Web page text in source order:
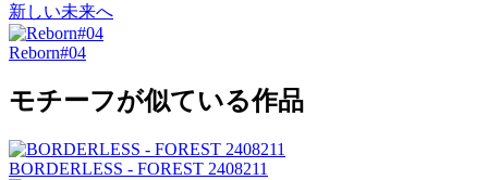
新しい未来へ
Reborn#04
モチーフが似ている作品
BORDERLESS - FOREST 2408211